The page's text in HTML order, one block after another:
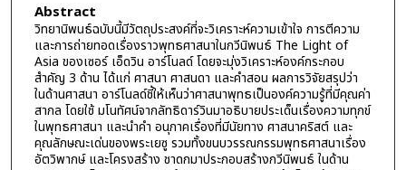
Abstract
วิทยานิพนธ์ฉบับนี้มีวัตถุประสงค์ที่จะวิเคราะห์ความเข้าใจ การตีความ
และการถ่ายทอดเรื่องราวพุทธศาสนาในกวีนิพนธ์ The Light of
Asia ของเซอร์ เอ็ดวิน อาร์โนลด์ โดยจะมุ่งวิเคราะห์องค์กระกอบ
สำคัญ 3 ด้าน ได้แก่ ศาสนา ศาสนดา และคำสอน ผลการวิจัยสรุปว่า
ในด้านศาสนา อาร์โนลด์ชี้ให้เห็นว่าศาสนาพุทธเป็นองค์ความรู้ที่มีคุณค่า
สากล โดยใช้ มโนทัศน์จากลัทธิดาร์วินมาอธิบายประเด็นเรื่องความทุกข์
ในพุทธศาสนา และนำคำ อนุภาคเรื่องที่มีนัยทาง ศาสนาคริสต์ และ
คุณลักษณะเด่นของพระเยซู รวมทั้งขนบวรรณกรรมพุทธศาสนาเรื่อง
อัตวิพากษ์ และโครงสร้าง ชาดกมาประกอบสร้างกวีนิพนธ์ ในด้าน